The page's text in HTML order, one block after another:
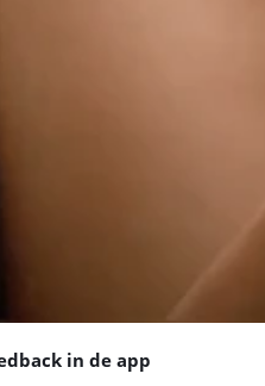
in de app